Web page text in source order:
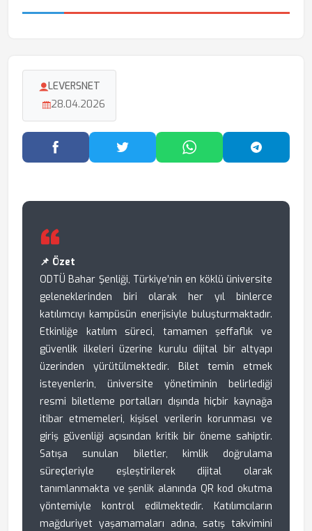
LEVERSNET
28.04.2026
Facebook'ta PaylaşTwitter'da PaylaşWhatsApp'ta Paylaş
📌 Özet
ODTÜ Bahar Şenliği, Türkiye’nin en köklü üniversite
geleneklerinden biri olarak her yıl binlerce
katılımcıyı kampüsün enerjisiyle buluşturmaktadır.
Etkinliğe katılım süreci, tamamen şeffaflık ve
güvenlik ilkeleri üzerine kurulu dijital bir altyapı
üzerinden yürütülmektedir. Bilet temin etmek
isteyenlerin, üniversite yönetiminin belirlediği
resmi biletleme portalları dışında hiçbir kaynağa
itibar etmemeleri, kişisel verilerin korunması ve
giriş güvenliği açısından kritik bir öneme sahiptir.
Satışa sunulan biletler, kimlik doğrulama
süreçleriyle eşleştirilerek dijital olarak
tanımlanmakta ve şenlik alanında QR kod okutma
yöntemiyle kontrol edilmektedir. Katılımcıların
mağduriyet yaşamamaları adına, satış takvimini